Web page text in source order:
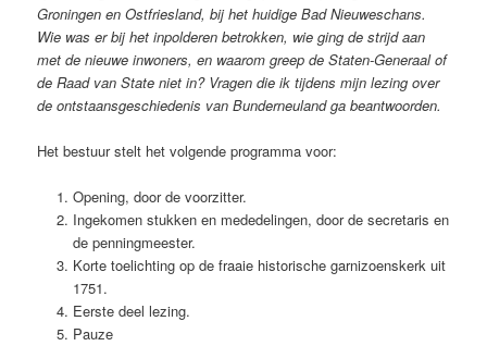
Groningen en Ostfriesland, bij het huidige Bad Nieuweschans.
Wie was er bij het inpolderen betrokken, wie ging de strijd aan
met de nieuwe inwoners, en waarom greep de Staten-Generaal of
de Raad van State niet in? Vragen die ik tijdens mijn lezing over
de ontstaansgeschiedenis van Bunderneuland ga beantwoorden.
Het bestuur stelt het volgende programma voor:
Opening, door de voorzitter.
Ingekomen stukken en mededelingen, door de secretaris en
de penningmeester.
Korte toelichting op de fraaie historische garnizoenskerk uit
1751.
Eerste deel lezing.
Pauze